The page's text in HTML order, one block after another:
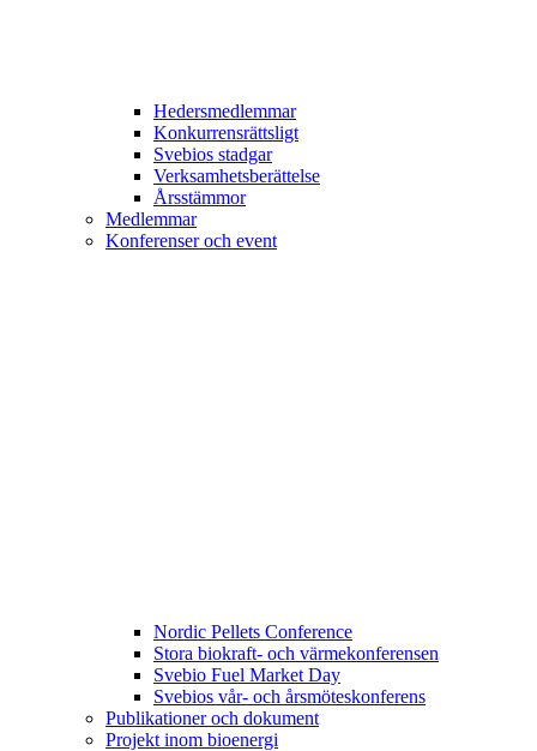
Hedersmedlemmar
Konkurrensrättsligt
Svebios stadgar
Verksamhetsberättelse
Årsstämmor
Medlemmar
Konferenser och event
Nordic Pellets Conference
Stora biokraft- och värmekonferensen
Svebio Fuel Market Day
Svebios vår- och årsmöteskonferens
Publikationer och dokument
Projekt inom bioenergi